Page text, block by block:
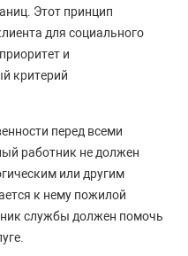
Этот принцип
для социального
и
критерий
перед всеми
работник не должен
или другим
к нему пожилой
службы должен помочь